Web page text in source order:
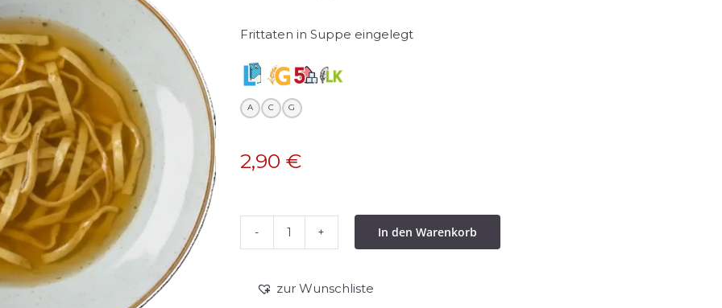
Frittaten in Suppe eingelegt
A C G
2,90 €
Frittaten
In den Warenkorb
zur Wunschliste